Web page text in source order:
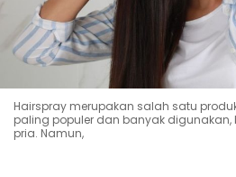
Hairspray merupakan salah satu
paling populer dan banyak
pria. Namun,